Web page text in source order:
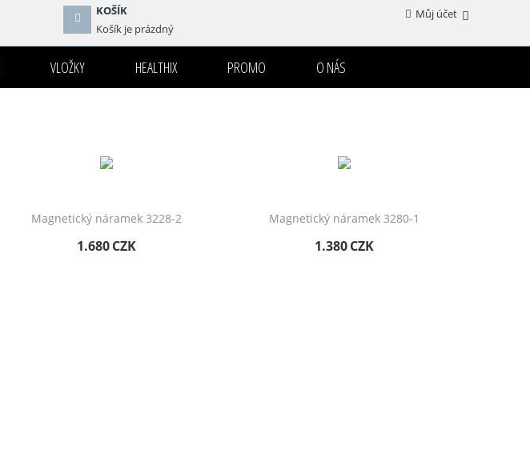
KOŠÍK
Košík je prázdný
Můj účet
VLOŽKY HEALTHIX PROMO O NÁS
Magnetický náramek 3228-2
1.680CZK
Magnetický náramek 3280-1
1.380 CZK